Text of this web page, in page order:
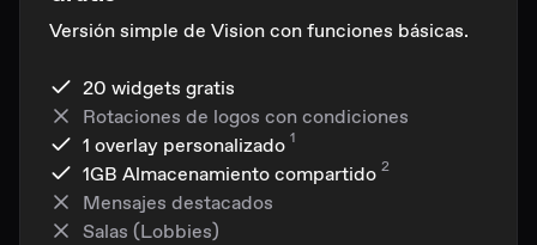
Versión simple de Vision con funciones básicas.
20 widgets gratis
Rotaciones de logos con condiciones
1 overlay personalizado 1
1GB Almacenamiento compartido 2
Mensajes destacados
Salas (Lobbies)